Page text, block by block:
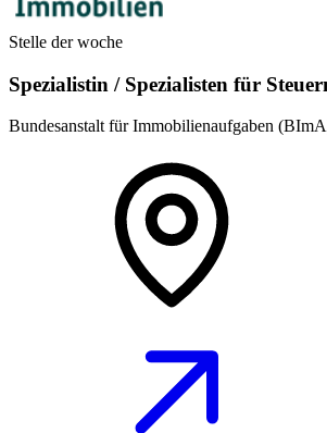
Stelle der woche
Spezialistin / Spezialisten für
Bundesanstalt für Immobilienaufgaben